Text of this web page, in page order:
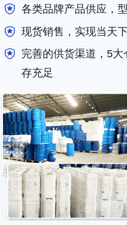
各类品牌产品供应，
现货销售，实现当天
完善的供货渠道，5
存充足